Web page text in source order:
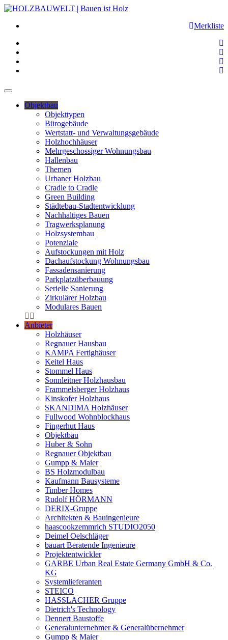
Merkliste
Objektbau
Objekttypen
Bürogebäude
Wertstatt- und Verwaltungsgebäude
Holzhochhäuser
Mehrgeschossiger Wohnungsbau
Hallenbau
Themen
Urbaner Holzbau
Cradle to Cradle
Green Building
Städtebau-Stadtentwicklung
Nachhaltiges Bauen
Tragwerksplanung
Holzsystembau
Potenziale
Aufstockungen mit Holz
Dachaufstockung Wohnungsbau
Fassadensanierung
Parkplatzüberbauung
Serielle Sanierung
Zirkulärer Holzbau
Modulares Bauen
Anbieter
Holzhäuser
Regnauer Hausbau
KAMPA Fertighäuser
Keitel Haus
Stommel Haus
Sonnleitner Holzhausbau
Frammelsberger Holzhaus
Kinskofer Holzhaus
SKANDIMA Holzhäuser
Fullwood Wohnblockhaus
Fingerhut Haus
Objektbau
Huber & Sohn
Regnauer Objektbau
Gumpp & Maier
BS Holzmodulbau
Kaufmann Bausysteme
Timber Homes
Rudolf HÖRMANN
DERIX-Gruppe
Architekten & Bauingenieure
haascookzemmrich STUDIO2050
Deimel Oelschläger
bauart Beratende Ingenieure
Projektentwickler
GARBE Urban Real Estate Germany GmbH & Co.
KG
Systemlieferanten
STEICO
HASSLACHER Gruppe
Dietrich's Technology
Dennert Baustoffe
Generalunternehmer & Generalübernehmer
Gumpp & Maier